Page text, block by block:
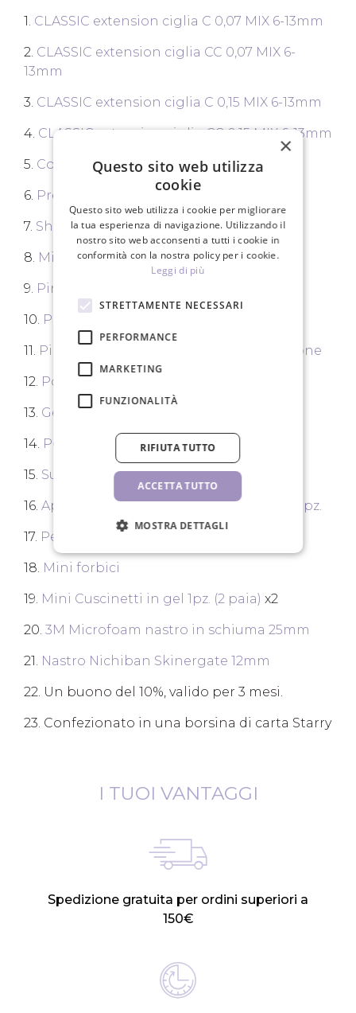
1. CLASSIC extension ciglia C 0,07 MIX 6-13mm
2. CLASSIC extension ciglia CC 0,07 MIX 6-
13mm
3. CLASSIC extension ciglia C 0,15 MIX 6-13mm
4. CLASSIC extension ciglia CC 0,15 MIX 6-13mm
5. Colla extension ciglia JET BLACK 5ml
6. Pretrattamento 50ml
7. Shampoo per ciglia 50ml
8. Micro pennelli, 100 pz.
9. Pinzette per ciglia S-02
10. Pinzette per ciglia S-03
11. Pinzette per ciglia volume V1-45 Giappone
12. Pompetta per extension, rosa
13. Gel per rimozione ciglia 15ml
14. Pennello per ciglia, glitter pink
15. Supporto in vetro per colla / ciglia
16. Applicatori in microfibra, glitter rosa 10 pz.
17. Pennello per pulizia ciglia, argento
18. Mini forbici
19. Mini Cuscinetti in gel 1pz. (2 paia) x2
20. 3M Microfoam nastro in schiuma 25mm
21. Nastro Nichiban Skinergate 12mm
22. Un buono del 10%, valido per 3 mesi.
23. Confezionato in una borsina di carta Starry
I TUOI VANTAGGI
Spedizione gratuita per ordini superiori a
150€
×
Questo sito web utilizza
cookie
Questo sito web utilizza i cookie per migliorare
la tua esperienza di navigazione. Utilizzando il
nostro sito web acconsenti a tutti i cookie in
conformità con la nostra policy per i cookie.
Leggi di più
STRETTAMENTE NECESSARI
PERFORMANCE
MARKETING
FUNZIONALITÀ
ACCETTA TUTTO
RIFIUTA TUTTO
MOSTRA DETTAGLI